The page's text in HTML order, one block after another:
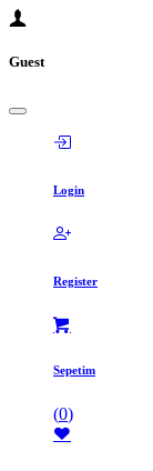
Guest
Login
Register
Sepetim
(0)